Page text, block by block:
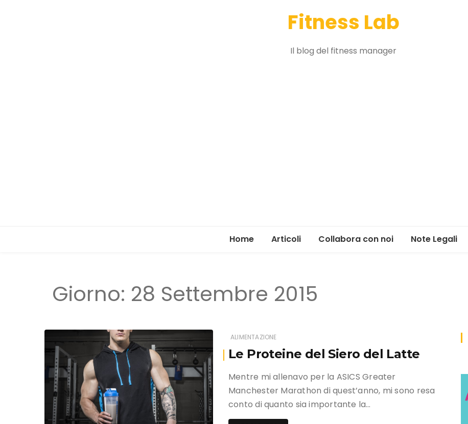
Fitness Lab
Il blog del fitness manager
Home Articoli
Allenamento
Il tour
News ed eventi
Marketing
Collabora con noi Note Legali
Giorno: 28 Settembre 2015
ALIMENTAZIONE
Le Proteine del Siero del Latte
Mentre mi allenavo per la ASICS Greater
Manchester Marathon di quest’anno, mi sono resa
conto di quanto sia importante la…